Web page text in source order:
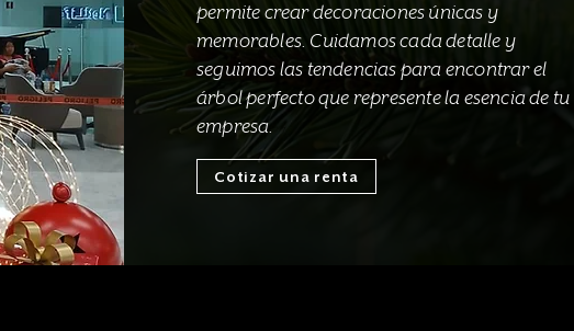
permite crear decoraciones únicas y
memorables. Cuidamos cada detalle y
seguimos las tendencias para encontrar el
árbol perfecto que represente la esencia de tu
empresa.
Cotizar una renta